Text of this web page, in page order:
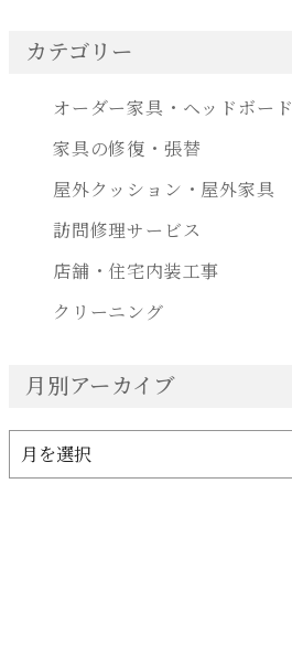
カテゴリー
オーダー家具・ヘッドボード
家具の修復・張替
屋外クッション・屋外家具
訪問修理サービス
店舗・住宅内装工事
クリーニング
月別アーカイブ